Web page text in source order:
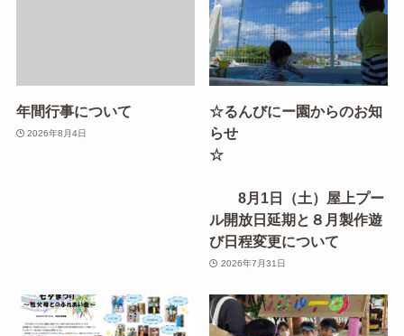
年間行事について
2026年8月4日
☆るんびにー園からのお知
らせ
☆
8月1日（土）屋上プー
ル開放日延期と８月製作遊
び日程変更について
2026年7月31日